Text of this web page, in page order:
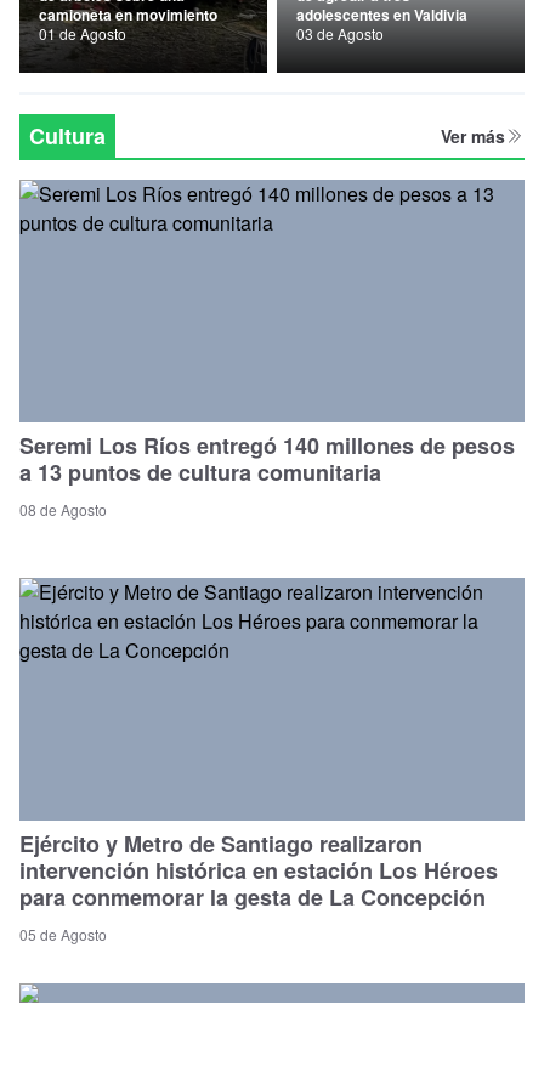
Nacional
Política
Regional
camioneta en movimiento
01 de Agosto
adolescentes en Valdivia
03 de Agosto
Cultura Ver más
Seremi Los Ríos entregó 140 millones de pesos
a 13 puntos de cultura comunitaria
08 de Agosto
Ejército y Metro de Santiago realizaron
intervención histórica en estación Los Héroes
para conmemorar la gesta de La Concepción
05 de Agosto